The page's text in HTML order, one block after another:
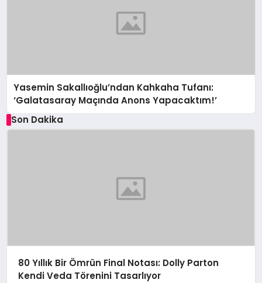
Yasemin Sakallıoğlu’ndan Kahkaha Tufanı:
‘Galatasaray Maçında Anons Yapacaktım!’
Son Dakika
80 Yıllık Bir Ömrün Final Notası: Dolly Parton
Kendi Veda Törenini Tasarlıyor